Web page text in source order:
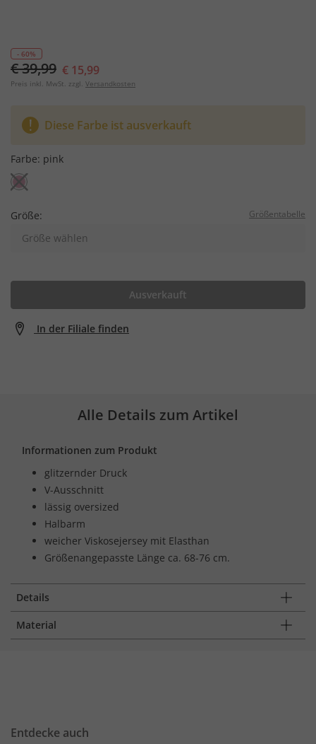
- 60%
€ 39,99 € 15,99
Preis inkl. MwSt. zzgl. Versandkosten
Diese Farbe ist ausverkauft
Farbe: pink
Größe: Größentabelle
Größe wählen
Ausverkauft
In der Filiale finden
Alle Details zum Artikel
Informationen zum Produkt
glitzernder Druck
V-Ausschnitt
lässig oversized
Halbarm
weicher Viskosejersey mit Elasthan
Größenangepasste Länge ca. 68-76 cm.
Details
Material
Entdecke auch